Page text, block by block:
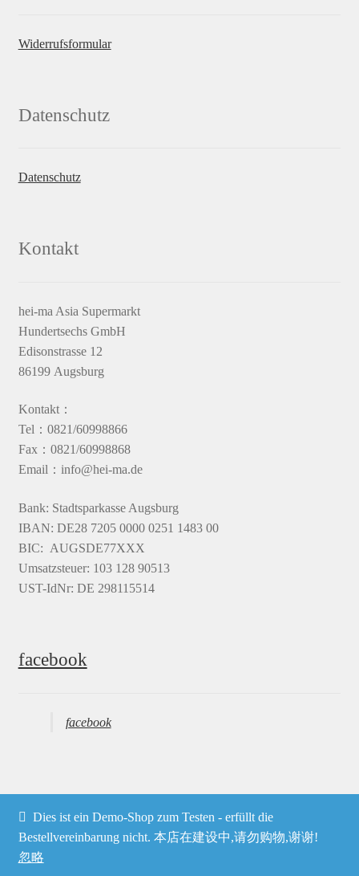
Widerrufsformular
Datenschutz
Datenschutz
Kontakt
hei-ma Asia Supermarkt
Hundertsechs GmbH
Edisonstrasse 12
86199 Augsburg
Kontakt：
Tel：0821/60998866
Fax：0821/60998868
Email：info@hei-ma.de
Bank: Stadtsparkasse Augsburg
IBAN: DE28 7205 0000 0251 1483 00
BIC: AUGSDE77XXX
Umsatzsteuer: 103 128 90513
UST-IdNr: DE 298115514
facebook
facebook
© Heima online 2026
Dies ist ein Demo-Shop zum Testen - erfüllt die
Bestellvereinbarung nicht. 本店在建设中,请勿购物,谢谢!
忽略